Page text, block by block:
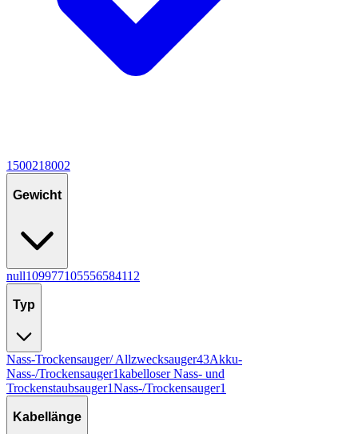
1500218002
Gewicht
null10997710555658411 2
Typ
Nass-Trockensauger/ Allzwecksauger43Akku-
Nass-/Trockensauger1kabelloser Nass- und
Trockenstaubsauger1Nass-/Trockensauger1
Kabellänge